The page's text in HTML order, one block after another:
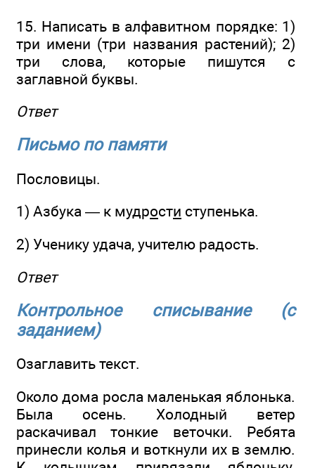
15. Написать в алфавитном порядке: 1)
три имени (три названия растений); 2)
три слова, которые пишутся с
заглавной буквы.
Ответ
Письмо по памяти
Пословицы.
1) Азбука — к мудрости ступенька.
2) Ученику удача, учителю радость.
Ответ
Контрольное списывание (с
заданием)
Озаглавить текст.
Около дома росла маленькая яблонька.
Была осень. Холодный ветер
раскачивал тонкие веточки. Ребята
принесли колья и воткнули их в землю.